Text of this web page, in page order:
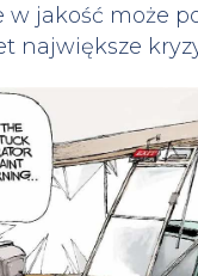
w jakość może
największe